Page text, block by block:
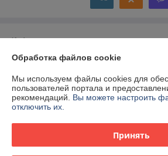
Информация для покупателя
Юридическое лицо:ООО "Панкор-Трейдинг"
Регистрационный номер ЕГР: 192568422
УНП: 192568422
Регистрационный орган: Минский городской
Обработка файлов cookie
Мы используем файлы cookies для
пользователей портала и
рекомендаций. Вы можете настроить
отключить их.
Принять